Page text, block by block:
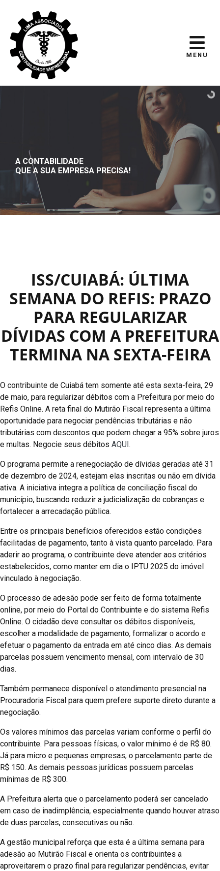
MENU
A CONTABILIDADE
QUE A SUA EMPRESA PRECISA!
ISS/CUIABÁ: ÚLTIMA
SEMANA DO REFIS: PRAZO
PARA REGULARIZAR
DÍVIDAS COM A PREFEITURA
TERMINA NA SEXTA-FEIRA
O contribuinte de Cuiabá tem somente até esta sexta-feira, 29
de maio, para regularizar débitos com a Prefeitura por meio do
Refis Online. A reta final do Mutirão Fiscal representa a última
oportunidade para negociar pendências tributárias e não
tributárias com descontos que podem chegar a 95% sobre juros
e multas. Negocie seus débitos AQUI.
O programa permite a renegociação de dívidas geradas até 31
de dezembro de 2024, estejam elas inscritas ou não em dívida
ativa. A iniciativa integra a política de conciliação fiscal do
município, buscando reduzir a judicialização de cobranças e
fortalecer a arrecadação pública.
Entre os principais benefícios oferecidos estão condições
facilitadas de pagamento, tanto à vista quanto parcelado. Para
aderir ao programa, o contribuinte deve atender aos critérios
estabelecidos, como manter em dia o IPTU 2025 do imóvel
vinculado à negociação.
O processo de adesão pode ser feito de forma totalmente
online, por meio do Portal do Contribuinte e do sistema Refis
Online. O cidadão deve consultar os débitos disponíveis,
escolher a modalidade de pagamento, formalizar o acordo e
efetuar o pagamento da entrada em até cinco dias. As demais
parcelas possuem vencimento mensal, com intervalo de 30
dias.
Também permanece disponível o atendimento presencial na
Procuradoria Fiscal para quem prefere suporte direto durante a
negociação.
Os valores mínimos das parcelas variam conforme o perfil do
contribuinte. Para pessoas físicas, o valor mínimo é de R$ 80.
Já para micro e pequenas empresas, o parcelamento parte de
R$ 150. As demais pessoas jurídicas possuem parcelas
mínimas de R$ 300.
A Prefeitura alerta que o parcelamento poderá ser cancelado
em caso de inadimplência, especialmente quando houver atraso
de duas parcelas, consecutivas ou não.
A gestão municipal reforça que esta é a última semana para
adesão ao Mutirão Fiscal e orienta os contribuintes a
aproveitarem o prazo final para regularizar pendências, evitar